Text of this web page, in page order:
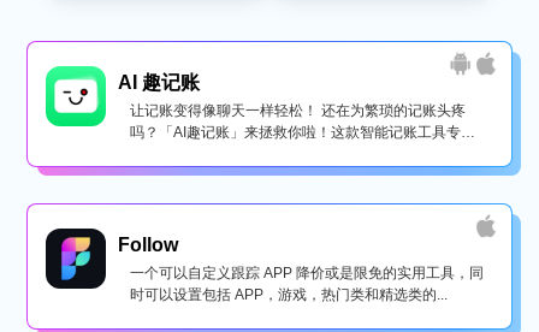
AI 趣记账
让记账变得像聊天一样轻松！ 还在为繁琐的记账头疼
吗？「AI趣记账」来拯救你啦！这款智能记账工具专为
Follow
一个可以自定义跟踪 APP 降价或是限免的实用工具，同
时可以设置包括 APP，游戏，热门类和精选类的...